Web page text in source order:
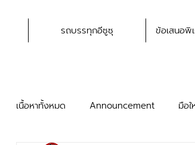
รถบรรทุกอีซูซุ ข้อเสนอพิ
เนื้อหาทั้งหมด Announcement มือ